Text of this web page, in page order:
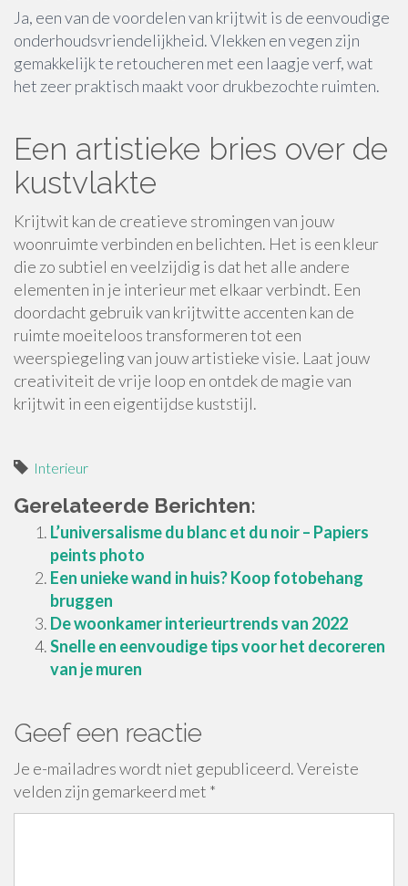
Ja, een van de voordelen van krijtwit is de eenvoudige
onderhoudsvriendelijkheid. Vlekken en vegen zijn
gemakkelijk te retoucheren met een laagje verf, wat
het zeer praktisch maakt voor drukbezochte ruimten.
Een artistieke bries over de
kustvlakte
Krijtwit kan de creatieve stromingen van jouw
woonruimte verbinden en belichten. Het is een kleur
die zo subtiel en veelzijdig is dat het alle andere
elementen in je interieur met elkaar verbindt. Een
doordacht gebruik van krijtwitte accenten kan de
ruimte moeiteloos transformeren tot een
weerspiegeling van jouw artistieke visie. Laat jouw
creativiteit de vrije loop en ontdek de magie van
krijtwit in een eigentijdse kuststijl.
Interieur
Gerelateerde Berichten:
L’universalisme du blanc et du noir – Papiers
peints photo
Een unieke wand in huis? Koop fotobehang
bruggen
De woonkamer interieurtrends van 2022
Snelle en eenvoudige tips voor het decoreren
van je muren
Geef een reactie
Je e-mailadres wordt niet gepubliceerd.Vereiste
velden zijn gemarkeerd met *